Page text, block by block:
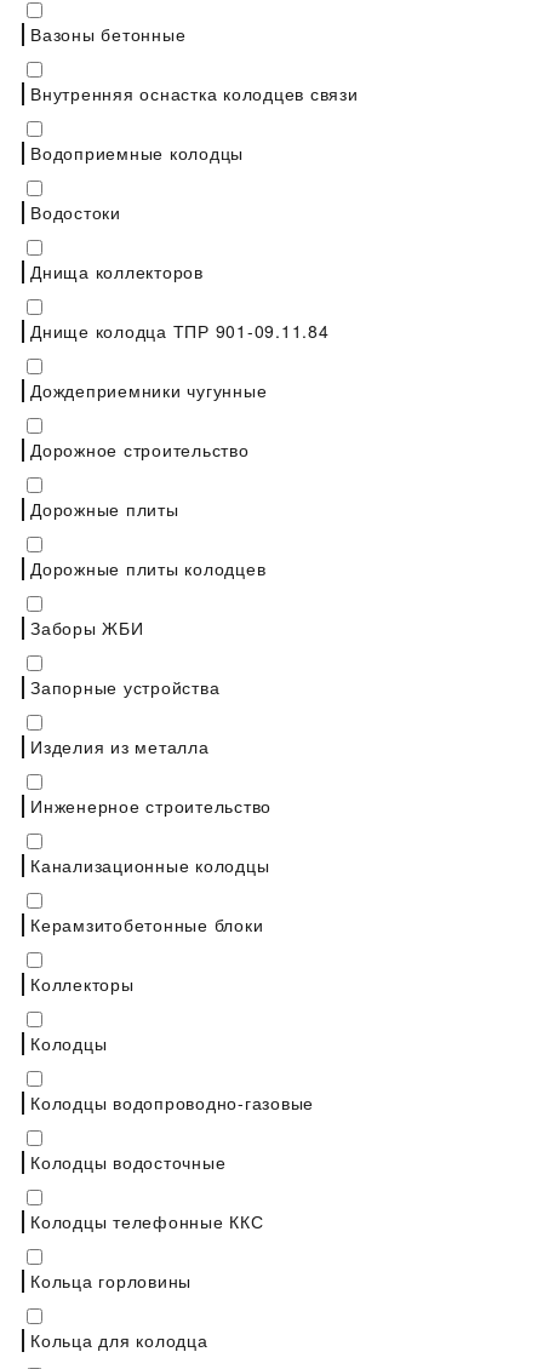
Вазоны бетонные
Внутренняя оснастка колодцев связи
Водоприемные колодцы
Водостоки
Днища коллекторов
Днище колодца ТПР 901-09.11.84
Дождеприемники чугунные
Дорожное строительство
Дорожные плиты
Дорожные плиты колодцев
Заборы ЖБИ
Запорные устройства
Изделия из металла
Инженерное строительство
Канализационные колодцы
Керамзитобетонные блоки
Коллекторы
Колодцы
Колодцы водопроводно-газовые
Колодцы водосточные
Колодцы телефонные ККС
Кольца горловины
Кольца для колодца